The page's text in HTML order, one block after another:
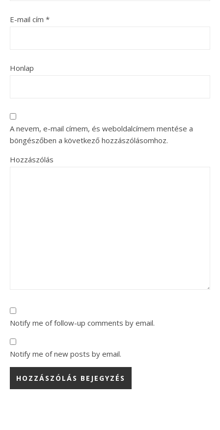
E-mail cím *
Honlap
A nevem, e-mail címem, és weboldalcímem mentése a
böngészőben a következő hozzászólásomhoz.
Hozzászólás
Notify me of follow-up comments by email.
Notify me of new posts by email.